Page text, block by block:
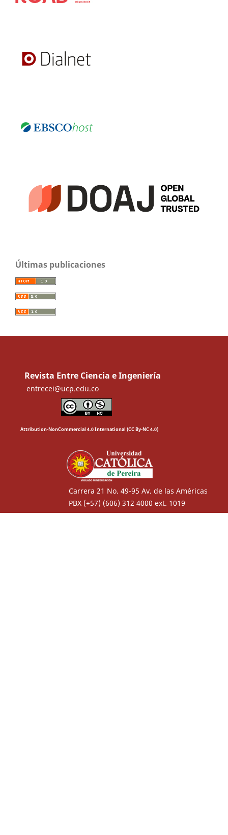
Últimas publicaciones
Revista Entre Ciencia e Ingeniería
entrecei@ucp.edu.co
Attribution-NonCommercial 4.0 International (CC By-NC 4.0)
Carrera 21 No. 49-95 Av. de las Américas
PBX (+57) (606) 312 4000 ext. 1019